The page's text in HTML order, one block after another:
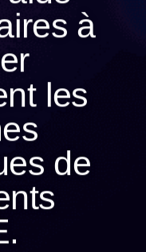
à
les
de